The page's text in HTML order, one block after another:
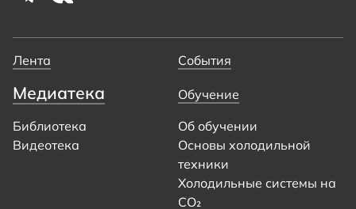
Лента События
Медиатека
Библиотека
Видеотека
Обучение
Об обучении
Основы холодильной
техники
Холодильные системы на
CO₂